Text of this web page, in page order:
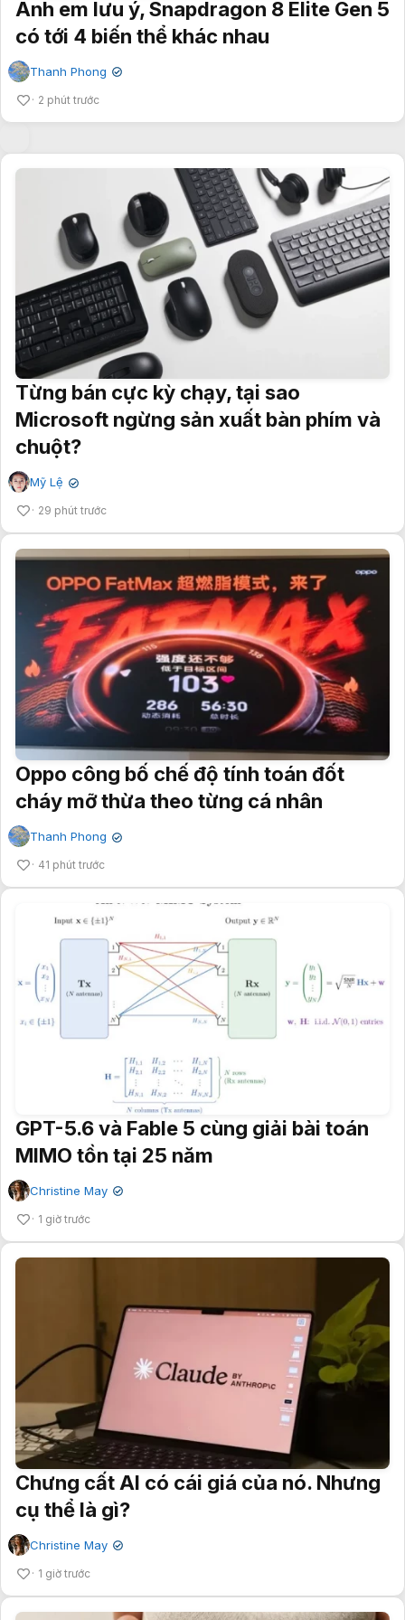
Anh em lưu ý, Snapdragon 8 Elite Gen 5
có tới 4 biến thể khác nhau
Thanh Phong ✔
2 phút trước
Từng bán cực kỳ chạy, tại sao
Microsoft ngừng sản xuất bàn phím và
chuột?
Mỹ Lệ ✔
29 phút trước
Oppo công bố chế độ tính toán đốt
cháy mỡ thừa theo từng cá nhân
Thanh Phong ✔
41 phút trước
GPT-5.6 và Fable 5 cùng giải bài toán
MIMO tồn tại 25 năm
Christine May ✔
1 giờ trước
Chưng cất AI có cái giá của nó. Nhưng
cụ thể là gì?
Christine May ✔
1 giờ trước